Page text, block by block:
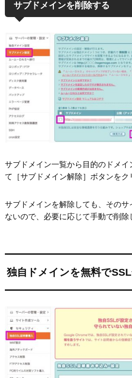
サブドメインを削除する
サブドメイン一覧から目的のドメ
て［サブドメイン解除］ボタンをク
サブドメインを解除しても、その
ないので、必要に応じて手動で削除
独自ドメインを無料で